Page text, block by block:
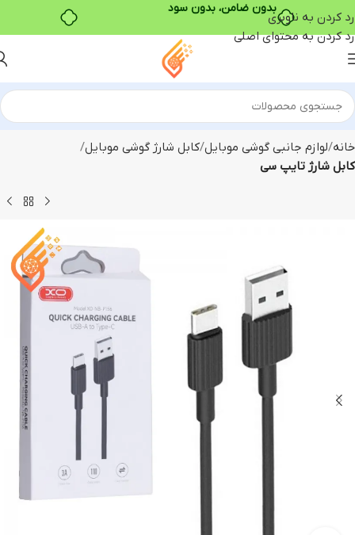
رد کردن به ناوبری
رد کردن به محتوای اصلی
خانه لوازم جانبی گوشی موبایل کابل شارژ گوشی موبایل
کابل شارژ تایپ سی